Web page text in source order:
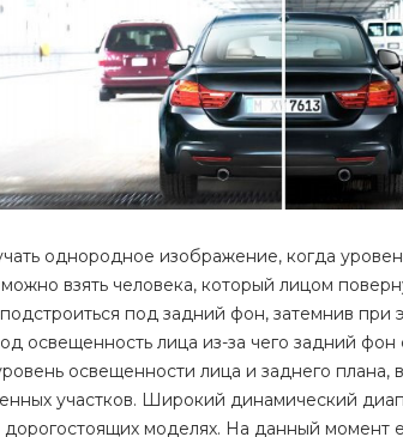
однородное изображение, когда
взять человека, который лицом
под задний фон, затемнив
освещенность лица из-за чего задний
освещенности лица и заднего плана,
участков. Широкий динамический
моделях. На данный момент